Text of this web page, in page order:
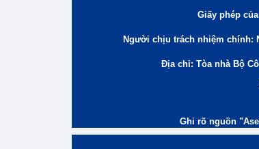
Giấy phép
Người chịu trách nhiệm chính:
Địa chỉ: Tòa nhà Bộ
Ghi rõ nguồn